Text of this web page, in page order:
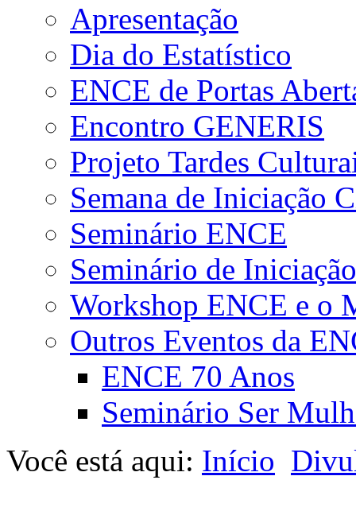
Apresentação
Dia do Estatístico
ENCE de Portas
Encontro GENERIS
Projeto Tardes
Semana de Iniciação
Seminário ENCE
Seminário de
Workshop ENCE e o
Outros Eventos da
ENCE 70 Anos
Seminário Ser
Você está aqui: Início